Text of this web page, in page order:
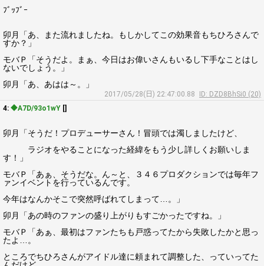
ﾌﾞｯﾌﾞｰ
卯月「あ、また流れましたね。もしかしてこの効果音もちひろさんで
すか？」
モバＰ「そうだよ。まぁ、今日はお偉いさんもいるし下手なことはし
ないでしょう。」
卯月「あ、あはは～。」
2017/05/28(日) 22:47:00.88
ID: DZD8BhSi0 (20)
4: ◆A7D/93o1wY []
卯月「そうだ！プロデューサーさん！冒頭では濁しましたけど、
ラジオをやることになった経緯をもう少し詳しくお願いしま
す！」
モバＰ「あぁ、そうだな。ん～と、３４６プロダクションでは毎年フ
ァンイベントを行っているんです。
今年はなんかそこで突然呼ばれてしまって…。」
卯月「あの時のファンの盛り上がりもすごかったですね。」
モバＰ「あぁ、最初はファンたちも戸惑ってたから失敗したかと思っ
たよ…。
ところでちひろさんがアイドル達に頼まれて調整した、っていってた